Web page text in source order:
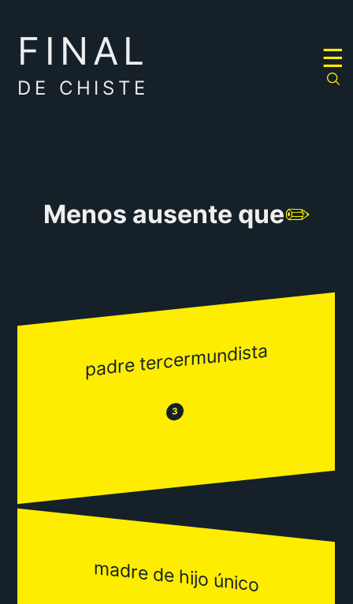
FINAL
DE CHISTE
☰
Menos ausente que✏️
padre tercermundista
😒 3 😂
madre de hijo único